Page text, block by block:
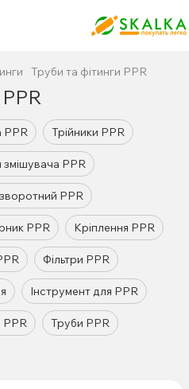
Труби та фітинги PPR
PPR Трійники PPR
змішувача PPR
PPR
PPR Кріплення PPR
Фільтри PPR
Інструмент для PPR
PPR Труби PPR